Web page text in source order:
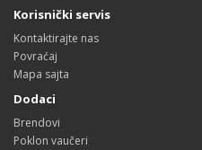
Korisnički servis
Kontaktirajte nas
Povraćaj
Mapa sajta
Dodaci
Brendovi
Poklon vaučeri